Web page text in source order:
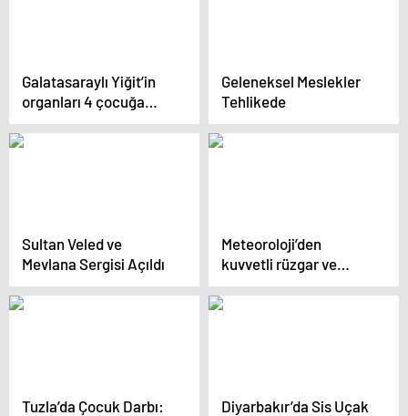
Galatasaraylı Yiğit’in
organları 4 çocuğa
umut oldu
Geleneksel Meslekler
Tehlikede
Sultan Veled ve
Mevlana Sergisi Açıldı
Meteoroloji’den
kuvvetli rüzgar ve
sağanak uyarısı
Tuzla’da Çocuk Darbı:
Diyarbakır’da Sis Uçak